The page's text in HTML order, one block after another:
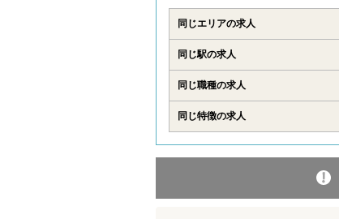
同じエリアの求人
同じ駅の求人
同じ職種の求人
同じ特徴の求人